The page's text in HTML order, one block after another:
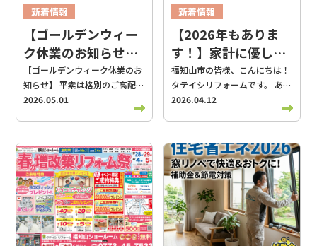
お考えの方はもちろん、「最新
の設備をちょっと見てみたい」
「週末に家族でお出かけした
い」という方も大歓迎のポップ
なイベントです。気になる見ど
ころをたっぷりご紹介します！
見どころ1：大人気キッチンカ
ー『D1cafe』がやってくる！
今回の一番のワクワク企画とし
て、会場にブルーの車体が目印
の大人気キッチンカー
『D1cafe様』が特別出店しま
す！ なんと、ご来場いただいた
皆様全員に、美味しい「ホット
ドッグ＆アイスクリーム」を無
料でプレゼント
しちゃいま
になっている…」 そんなとき、
「室内リフォームは工務店、お
庭のことは外構の専門店…」と
別々に探して、それぞれに何度
も同じ説明をするのって、すご
く大変ですよね。 そんな大変を
解消します！お悩み、相談して
みませんか？ 大がかりな専門
業者じゃないからこそ、私たち
ができること 私たちは「お庭を
ゼロからデザインする外構専門
店」ではありません。ですが、
地域密着のリフォーム店だから
こその「ちょうどいい安心感」
を大切にしています。 ① 「つ
いでに」の相談がしやすい、1
新着情報
スタッフブログ
【ゴールデンウィー
ク休業のお知らせ】
福知山市 タテイシ
リフォーム
【ゴールデンウィーク休業のお
知らせ】 平素は格別のご高配を
賜り、厚く御礼申し上げます。
誠に勝手ながら、下記の期間を
ていただきます。 **休業期
間：2026年5月2日（土）～
2026年5月6日（水）** 休業期
間中にいただきましたお問い合
わせにつきましては、2026年5
月7日（木）以降、順次ご対応
させていただきます。 皆様には
2026.05.01
新着情報
スタッフブログ
リフォーム役立ち情報
【2026年もありま
す！】家計に優しい
「給湯省エネ補助
金」のお話
福知山市の皆様、こんにちは！
タテイシリフォームです。 あっ
という間に春
年も始まってます！給湯器に使
える補助金【給湯省エネ
2026】 1. 給湯器の「健康診
断」、忘れていませんか？ 福知
山の冬は氷点下まで冷え込み、
給湯器にとっては過酷な環境で
す。 「お湯が出るから大丈夫」
2026.04.12